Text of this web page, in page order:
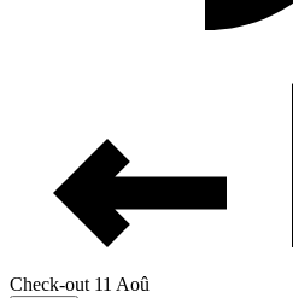
Check-out 11 Aoû